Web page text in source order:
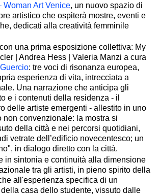
Woman Art Venice, un nuovo spazio di
artistico che ospiterà mostre, eventi e
dedicati alla creatività femminile
una prima esposizione collettiva: My
| Andrea Hess | Valeria Manzi a cura
: tre voci di risonanza europea,
esperienza di vita, intrecciata a
Una narrazione che anticipa gli
e i contenuti della residenza - il
delle artiste emergenti - allestito in uno
non convenzionale: la mostra si
della città e nei percorsi quotidiani,
vetrate dell’edificio novecentesco; un
in dialogo diretto con la città.
in sintonia e continuità alla dimensione
tra gli artisti, in pieno spirito della
all'esperienza specifica di un
casa dello studente, vissuto dalle